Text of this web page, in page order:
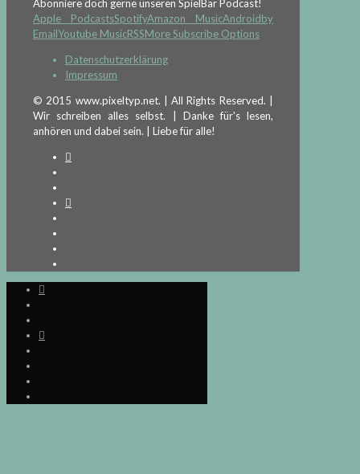
Abonniere doch gerne unseren SpielBar Podcast!
Apple PodcastsSpotifyAmazon MusicAndroidby
EmailYoutube MusicRSSMore Subscribe Options
Datenschutzerklärung
Impressum
© 2015 www.pixeltyp.net. | All Rights Reserved. |
Wir schreiben alles selbst. | Danke für's lesen,
anhören und dabei sein. | Liebe für alle!